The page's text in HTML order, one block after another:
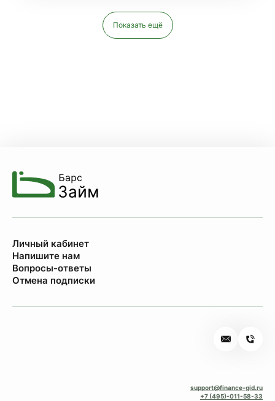
Показать ещё
Личный кабинет
Напишите нам
Вопросы-ответы
Отмена подписки
support@finance-gid.ru
+7 (495)-011-58-33